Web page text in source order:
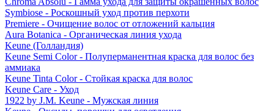
Symbiose - Роскошный уход против перхоти
Premiere - Очищение волос от отложений кальция
Aura Botanica - Органическая линия ухода
Keune (Голландия)
Keune Semi Color - Полуперманентная краска для волос без
аммиака
Keune Tinta Color - Стойкая краска для волос
Keune Care - Уход
1922 by J.M. Keune - Мужская линия